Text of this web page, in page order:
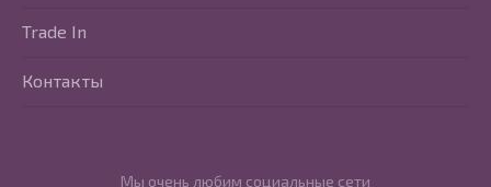
Мы очень любим социальные сети
Trade In
Контакты